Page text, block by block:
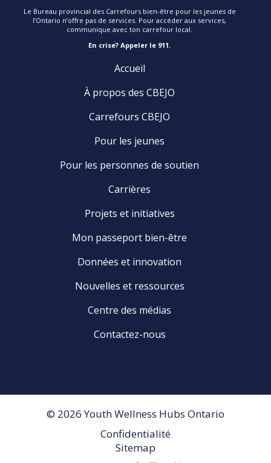
Le Bureau provincial des Carrefours bien-être pour les jeunes de
l’Ontario n’offre pas de services. Pour accéder aux services,
communique avec ton carrefour local.
En crise? Appeler le 911.
Accueil
À propos des CBEJO
Carrefours CBEJO
Pour les jeunes
Pour les personnes de soutien
Carrières
Projets et initiatives
Mon passeport bien-être
Données et innovation
Nouvelles et ressources
Centre des médias
Contactez-nous
© 2026 Youth Wellness Hubs Ontario
Confidentialité
Sitemap